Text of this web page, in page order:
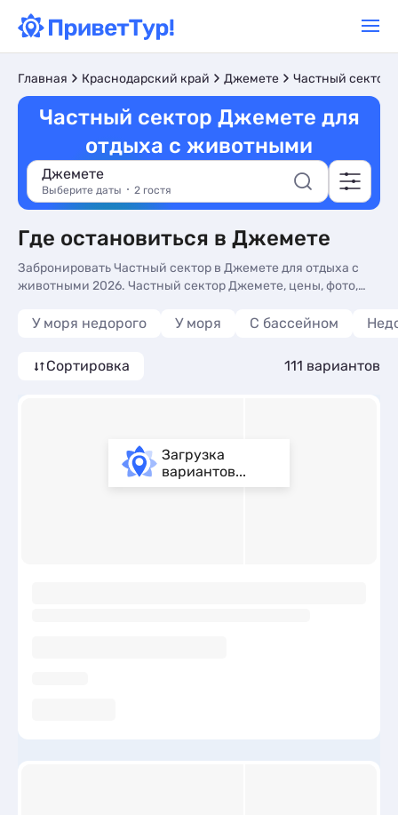
Главная Краснодарский край Джемете Частный сектор
Частный сектор Джемете для
отдыха с животными
Джемете
Выберите даты 2 гостя
Где остановиться в Джемете
Забронировать Частный сектор в Джемете для отдыха с
животными 2026. Частный сектор Джемете, цены, фото,
У моря недорого У моря С бассейном
Сортировка 111 вариантов
Загрузка
вариантов...